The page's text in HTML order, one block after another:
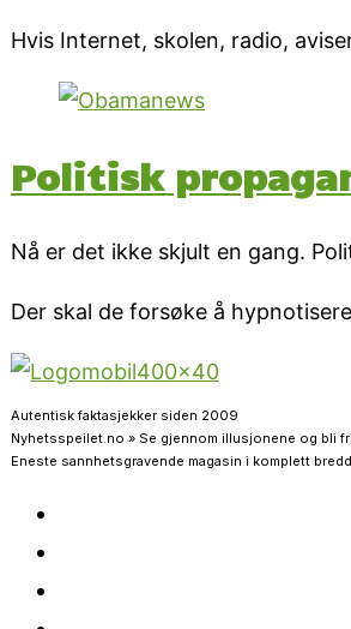
Hvis Internet, skolen, radio,
Politisk
Nå er det ikke skjult en gang.
Der skal de forsøke å
Autentisk faktasjekker siden 2009
Nyhetsspeilet.no » Se gjennom illusjonene og bli fri
Eneste sannhetsgravende magasin i komplett